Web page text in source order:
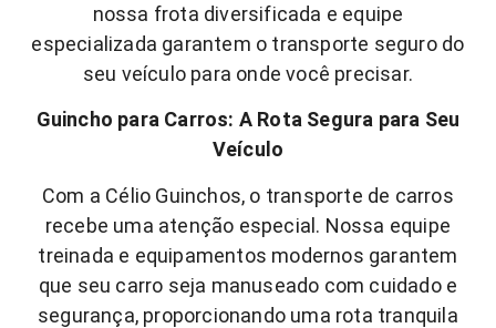
nossa frota diversificada e equipe
especializada garantem o transporte seguro do
seu veículo para onde você precisar.
Guincho para Carros: A Rota Segura para Seu
Veículo
Com a Célio Guinchos, o transporte de carros
recebe uma atenção especial. Nossa equipe
treinada e equipamentos modernos garantem
que seu carro seja manuseado com cuidado e
segurança, proporcionando uma rota tranquila